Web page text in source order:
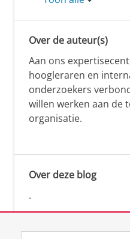
Over de auteur(s)
Aan ons
hoogleraren en
onderzoekers
willen werken aan de
organisatie.
Over deze blog
.